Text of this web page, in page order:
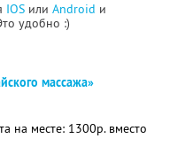
IOS или Android и
удобно :)
массажа»
на месте: 1300р. вместо